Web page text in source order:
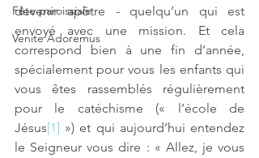
Fête paroissiale
Venite Adoremus
devenir apôtre - quelqu’un qui est
envoyé avec une mission. Et cela
correspond bien à une fin d’année,
spécialement pour vous les enfants qui
vous êtes rassemblés régulièrement
pour le catéchisme (« l’école de
Jésus[1] ») et qui aujourd’hui entendez
le Seigneur vous dire : « Allez, je vous